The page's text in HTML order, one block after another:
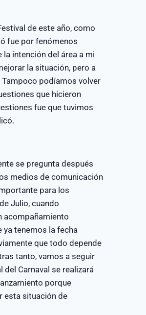
de este año, como
fue por fenómenos
intención del área a mi
la situación, pero a
Tampoco podíamos volver
que hicieron
fue que tuvimos
se pregunta después
medios de comunicación
para los
Julio, cuando
acompañamiento
ya tenemos la fecha
que todo depende
tanto, vamos a seguir
del Carnaval se realizará
porque
esta situación de